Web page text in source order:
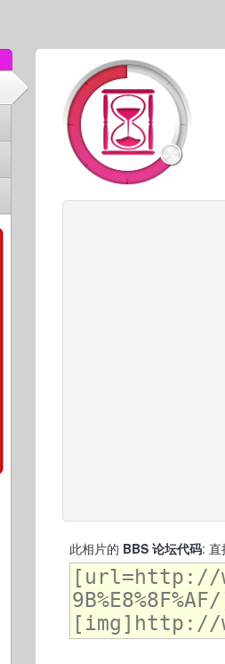
此相片的 BBS 论坛代码: 直